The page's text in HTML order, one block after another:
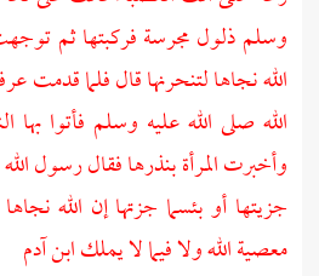
وسلم ذلول مجرسة فركبتها ثم
الله نجاها لتنحرنها قال فلما قدمت
الله صلى الله عليه وسلم فأتوا
وأخبرت المرأة بنذرها فقال رسول
جزيتها أو بئسما جزتها إن الله
معصية الله ولا فيما لا يملك ابنآدم